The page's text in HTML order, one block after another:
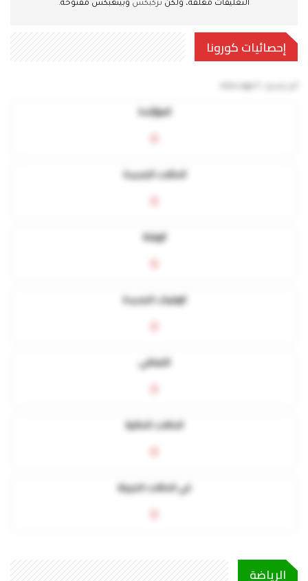
التعليقات مغلقة، ولكن تركبكس وبينغبكس مفتوحة.
إحصائيات كورونا
التعافي
في الحالات الحرجة
الرياضة